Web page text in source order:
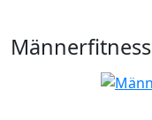
Männerfitness